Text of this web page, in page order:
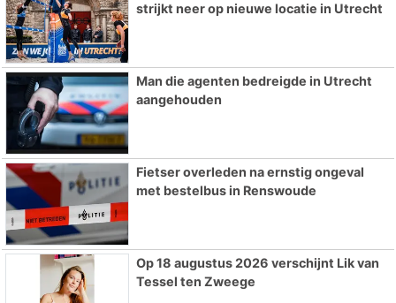
strijkt neer op nieuwe locatie in Utrecht
Man die agenten bedreigde in Utrecht
aangehouden
Fietser overleden na ernstig ongeval
met bestelbus in Renswoude
Op 18 augustus 2026 verschijnt Lik van
Tessel ten Zweege